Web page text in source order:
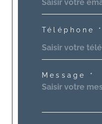
Téléphone *
Message *